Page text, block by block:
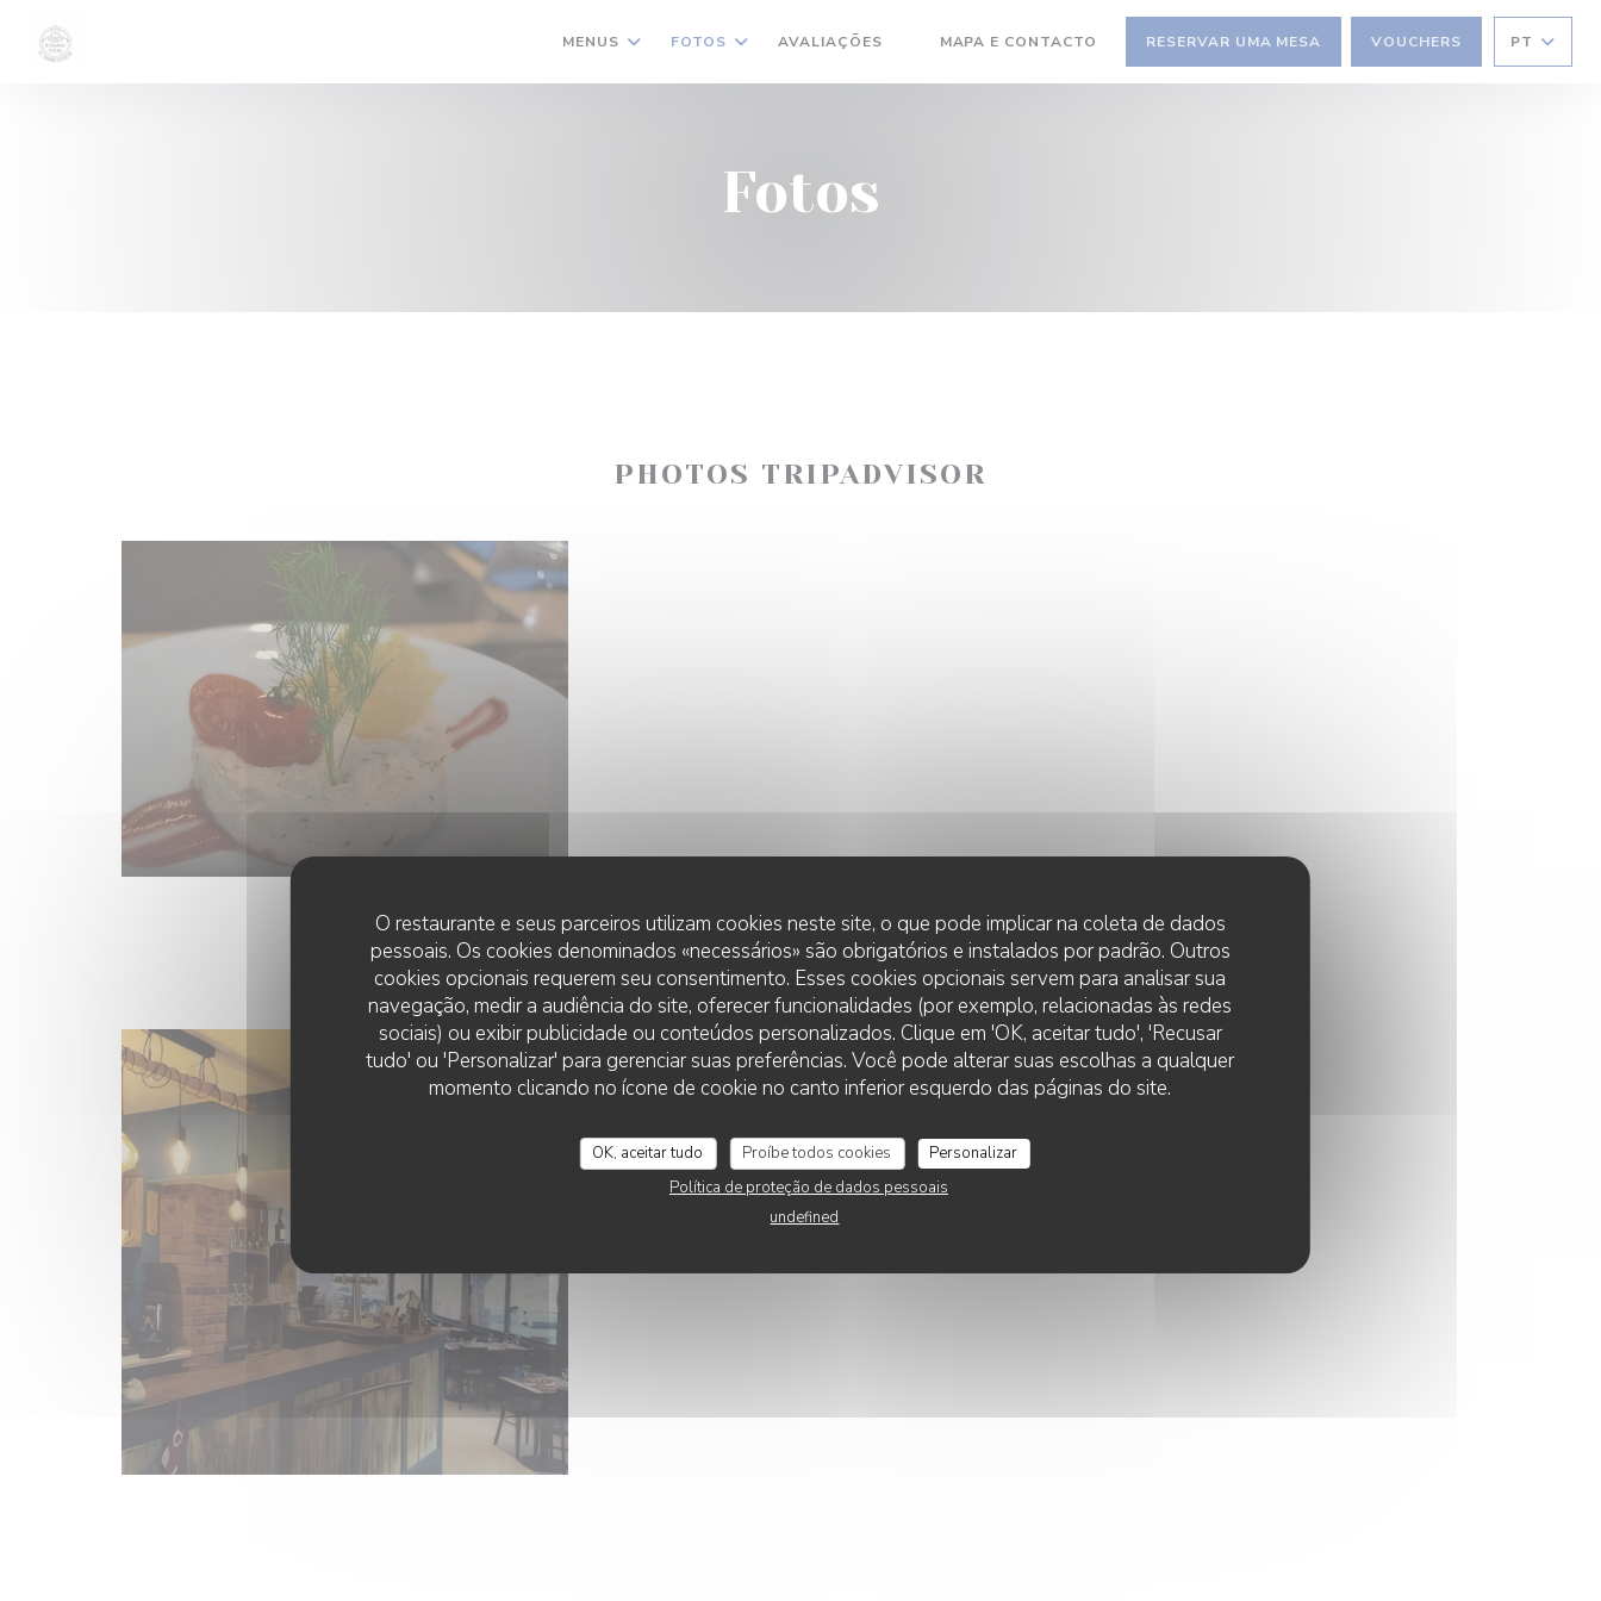
O restaurante e seus parceiros utilizam cookies neste site, o que pode implicar na coleta de dados
pessoais. Os cookies denominados «necessários» são obrigatórios e instalados por padrão. Outros
cookies opcionais requerem seu consentimento. Esses cookies opcionais servem para analisar sua
navegação, medir a audiência do site, oferecer funcionalidades (por exemplo, relacionadas às redes
sociais) ou exibir publicidade ou conteúdos personalizados. Clique em 'OK, aceitar tudo', 'Recusar
tudo' ou 'Personalizar' para gerenciar suas preferências. Você pode alterar suas escolhas a qualquer
momento clicando no ícone de cookie no canto inferior esquerdo das páginas do site.
OK, aceitar tudo Proíbe todos cookies
Personalizar
Política de proteção de dados pessoais
undefined
MENUS FOTOS AVALIAÇÕES MAPA E CONTACTO RESERVAR UMA MESA VOUCHERS PT
Fotos
PHOTOS TRIPADVISOR
PHOTOS